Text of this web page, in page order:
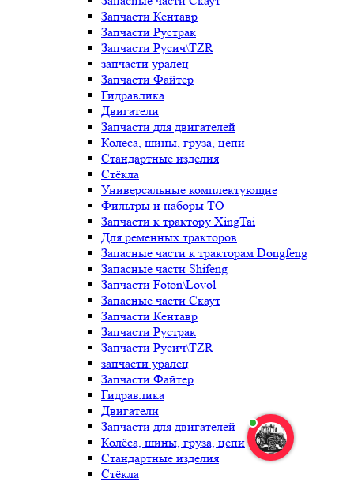
Запчасти Кентавр
Запчасти Рустрак
Запчасти Русич\TZR
запчасти уралец
Запчасти Файтер
Гидравлика
Двигатели
Запчасти для двигателей
Колёса, шины, груза, цепи
Стандартные изделия
Стёкла
Универсальные комплектующие
Фильтры и наборы ТО
Запчасти к трактору XingTai
Для ременных тракторов
Запасные части к тракторам Dongfeng
Запасные части Shifeng
Запчасти Foton\Lovol
Запасные части Скаут
Запчасти Кентавр
Запчасти Рустрак
Запчасти Русич\TZR
запчасти уралец
Запчасти Файтер
Гидравлика
Двигатели
Запчасти для двигателей
Колёса, шины, груза, цепи
Стандартные изделия
Стёкла